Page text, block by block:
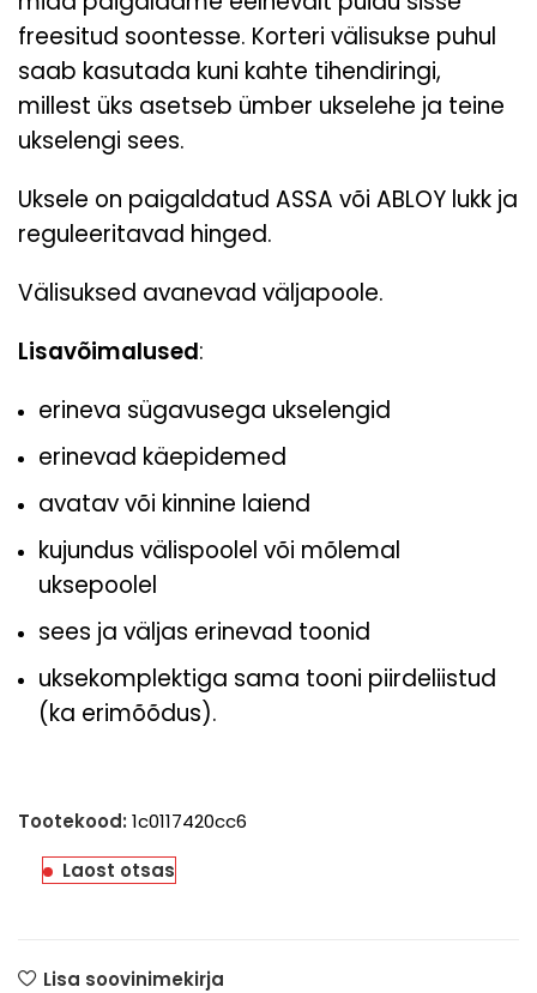
freesitud soontesse. Korteri välisukse puhul
saab kasutada kuni kahte tihendiringi,
millest üks asetseb ümber ukselehe ja teine
ukselengi sees.
Uksele on paigaldatud ASSA või ABLOY lukk ja
reguleeritavad hinged.
Välisuksed avanevad väljapoole.
Lisavõimalused:
erineva sügavusega ukselengid
erinevad käepidemed
avatav või kinnine laiend
kujundus välispoolel või mõlemal
uksepoolel
sees ja väljas erinevad toonid
uksekomplektiga sama tooni piirdeliistud
(ka erimõõdus).
Tootekood: 1c0117420cc6
Laost otsas
Lisa soovinimekirja